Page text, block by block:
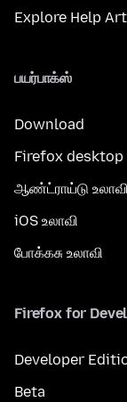
Explore Help
பயர்பாக்ஸ்
Download
Firefox desktop
ஆண்ட்ராய்டு உலாவி
iOS உலாவி
போக்கசு உலாவி
Firefox for
Developer
Beta